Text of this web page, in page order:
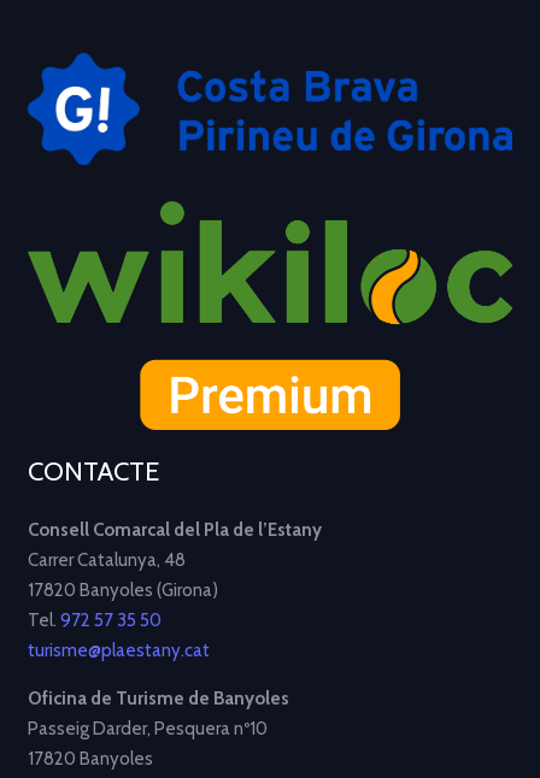
CONTACTE
Consell Comarcal del Pla de l’Estany
Carrer Catalunya, 48
17820 Banyoles (Girona)
Tel. 972 57 35 50
turisme@plaestany.cat
Oficina de Turisme de Banyoles
Passeig Darder, Pesquera nº10
17820 Banyoles